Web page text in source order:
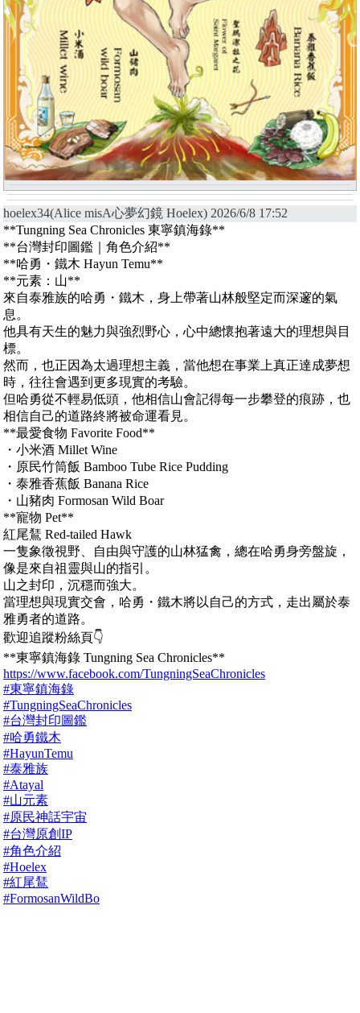
hoelex34(Alice misA心夢幻鏡 Hoelex) 2026/6/8 17:52
**Tungning Sea Chronicles 東寧鎮海錄**
**台灣封印圖鑑｜角色介紹**
**哈勇・鐵木 Hayun Temu**
**元素：山**
來自泰雅族的哈勇・鐵木，身上帶著山林般堅定而深邃的氣
息。
他具有天生的魅力與強烈野心，心中總懷抱著遠大的理想與目
標。
然而，也正因為太過理想主義，當他想在事業上真正達成夢想
時，往往會遇到更多現實的考驗。
但哈勇從不輕易低頭，他相信山會記得每一步攀登的痕跡，也
相信自己的道路終將被命運看見。
**最愛食物 Favorite Food**
・小米酒 Millet Wine
・原民竹筒飯 Bamboo Tube Rice Pudding
・泰雅香蕉飯 Banana Rice
・山豬肉 Formosan Wild Boar
**寵物 Pet**
紅尾鵟 Red-tailed Hawk
一隻象徵視野、自由與守護的山林猛禽，總在哈勇身旁盤旋，
像是來自祖靈與山的指引。
山之封印，沉穩而強大。
當理想與現實交會，哈勇・鐵木將以自己的方式，走出屬於泰
雅勇者的道路。
歡迎追蹤粉絲頁👇
**東寧鎮海錄 Tungning Sea Chronicles**
https://www.facebook.com/TungningSeaChronicles
#東寧鎮海錄
#TungningSeaChronicles
#台灣封印圖鑑
#哈勇鐵木
#HayunTemu
#泰雅族
#Atayal
#山元素
#原民神話宇宙
#台灣原創IP
#角色介紹
#Hoelex
#紅尾鵟
#FormosanWildBo